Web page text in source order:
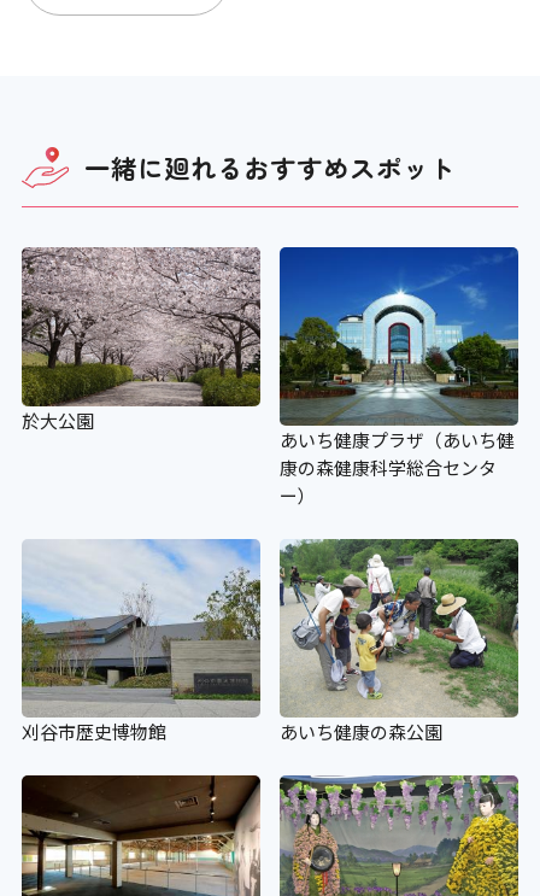
一緒に廻れるおすすめスポット
於大公園
あいち健康プラザ（あいち健
康の森健康科学総合センタ
ー）
刈谷市歴史博物館 あいち健康の森公園